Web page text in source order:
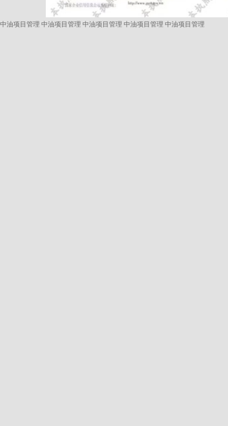
中油项目管理 中油项目管理 中油项目管理 中油项目管理 中油项目管理